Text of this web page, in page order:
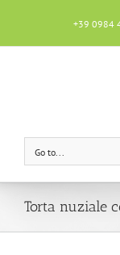
Questo sito
un'ottima
+39 0984
Go to...
Torta nuziale